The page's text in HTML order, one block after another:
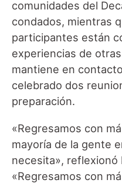
comunidades del
condados, mientras
participantes están
experiencias de
mantiene en
celebrado dos
preparación.
«Regresamos con
mayoría de la gente
necesita», reflexionó
«Regresamos con